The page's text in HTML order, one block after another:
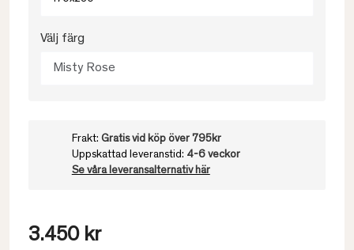
Välj färg
Misty Rose
Frakt: Gratis vid köp över 795kr
Uppskattad leveranstid: 4-6 veckor
Se våra leveransalternativ här
3.450 kr